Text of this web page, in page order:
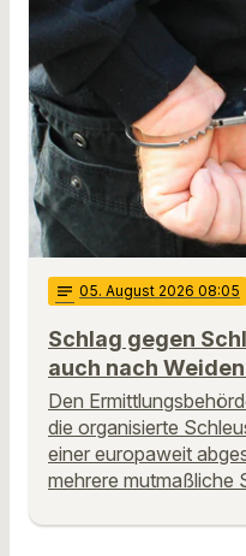
notes 05. August 2026 08:05
Schlag gegen
auch nach
Den
die organisierte
einer europaweit
mehrere mutmaßliche